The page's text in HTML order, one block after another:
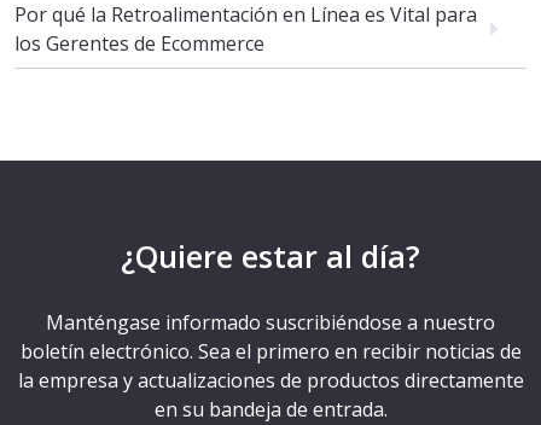
Por qué la Retroalimentación en Línea es Vital para
los Gerentes de Ecommerce
¿Quiere estar al día?
Manténgase informado suscribiéndose a nuestro
boletín electrónico. Sea el primero en recibir noticias de
la empresa y actualizaciones de productos directamente
en su bandeja de entrada.